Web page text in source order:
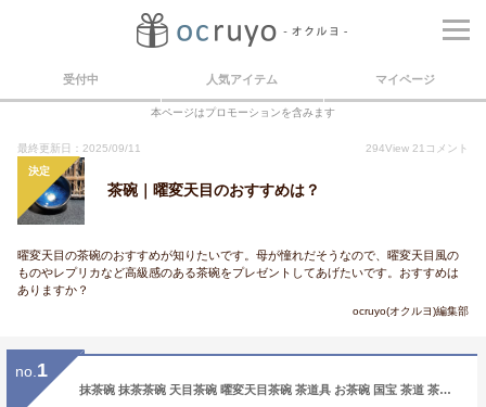
受付中 人気アイテム マイページ
本ページはプロモーションを含みます
最終更新日：2025/09/11 294View 21 コメント
決定
茶碗｜曜変天目のおすすめは？
曜変天目の茶碗のおすすめが知りたいです。母が憧れだそうなので、曜変天目風の
ものやレプリカなど高級感のある茶碗をプレゼントしてあげたいです。おすすめは
ありますか？
ocruyo(オクルヨ)編集部
no. 1
抹茶碗 抹茶茶碗 天目茶碗 曜変天目茶碗 茶道具 お茶碗 国宝 茶道 茶碗 窯変天目茶碗 油滴天目 茶道具 茶器 初心者 酒器 陶芸用品 cw47